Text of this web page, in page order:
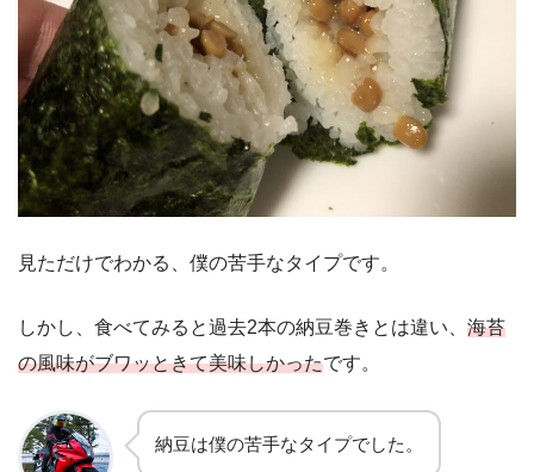
見ただけでわかる、僕の苦手なタイプです。
しかし、食べてみると過去2本の納豆巻きとは違い、 海苔
の風味がブワッときて美味しかったです。
納豆は僕の苦手なタイプでした。